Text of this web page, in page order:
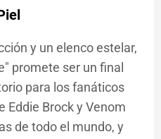
y un elenco estelar,
promete ser un final
para los fanáticos
Eddie Brock y Venom
de todo el mundo, y